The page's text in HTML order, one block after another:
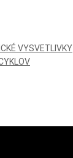
VYSVETLIVKY